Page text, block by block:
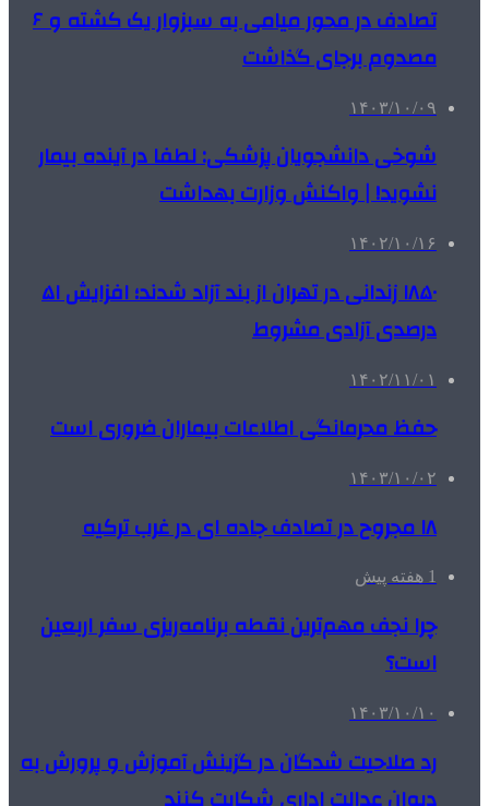
تصادف در محور میامی به سبزوار یک کشته و ۶
مصدوم برجای گذاشت
۱۴۰۳/۱۰/۰۹
شوخی دانشجویان پزشکی: لطفا در آینده بیمار
نشوید! | واکنش وزارت بهداشت
۱۴۰۲/۱۰/۱۶
۱۸۵۰ زندانی در تهران از بند آزاد شدند؛ افزایش ۵۱
درصدی آزادی مشروط
۱۴۰۲/۱۱/۰۱
حفظ محرمانگی اطلاعات بیماران ضروری است
۱۴۰۳/۱۰/۰۲
۱۸ مجروح در تصادف جاده ای در غرب ترکیه
1 هفته پیش
چرا نجف مهم‌ترین نقطه برنامه‌ریزی سفر اربعین
است؟
۱۴۰۳/۱۰/۱۰
رد صلاحیت شدگان در گزینش آموزش و پرورش به